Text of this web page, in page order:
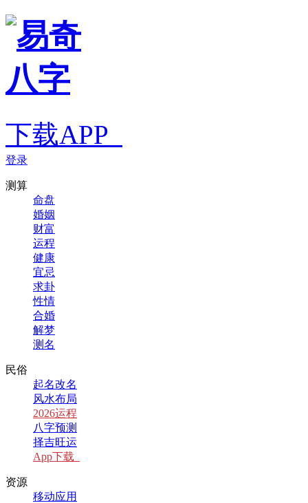
下载APP
登录
测算
命盘
婚姻
财富
运程
健康
宜忌
求卦
性情
合婚
解梦
测名
民俗
起名改名
风水布局
2026运程
八字预测
择吉旺运
App下载
资源
移动应用